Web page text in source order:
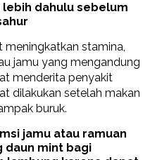
lebih dahulu sebelum
stamina,
jamu yang mengandung
menderita penyakit
dilakukan setelah makan
buruk.
jamu atau ramuan
daun mint bagi